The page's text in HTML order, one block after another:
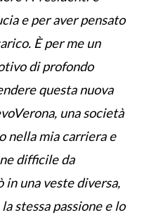
e per aver pensato
È per me un
di profondo
questa nuova
una società
nella mia carriera e
difficile da
in una veste diversa,
stessa passione e lo